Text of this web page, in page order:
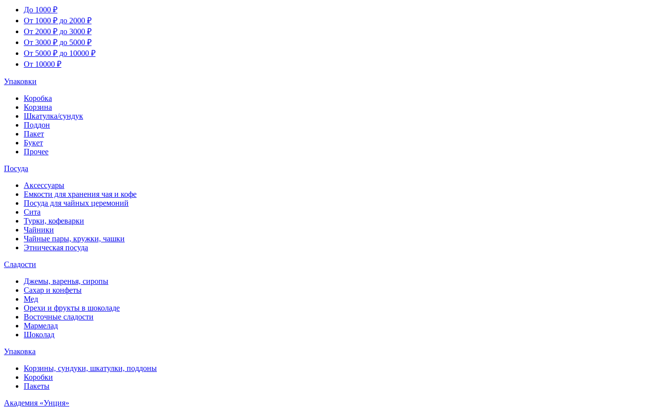
До 1000 ₽
От 1000 ₽ до 2000 ₽
От 2000 ₽ до 3000 ₽
От 3000 ₽ до 5000 ₽
От 5000 ₽ до 10000 ₽
От 10000 ₽
Упаковки
Коробка
Корзина
Шкатулка/сундук
Поддон
Пакет
Букет
Прочее
Посуда
Аксессуары
Емкости для хранения чая и кофе
Посуда для чайных церемоний
Сита
Турки, кофеварки
Чайники
Чайные пары, кружки, чашки
Этническая посуда
Сладости
Джемы, варенья, сиропы
Сахар и конфеты
Мед
Орехи и фрукты в шоколаде
Восточные сладости
Мармелад
Шоколад
Упаковка
Корзины, сундуки, шкатулки, поддоны
Коробки
Пакеты
Академия «Унция»